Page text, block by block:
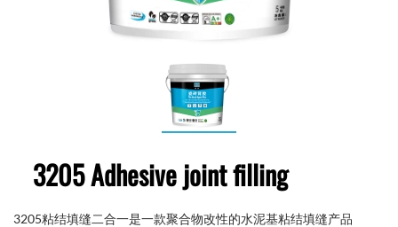
3205 Adhesive joint filling
3205粘结填缝二合一是一款聚合物改性的水泥基粘结填缝产品